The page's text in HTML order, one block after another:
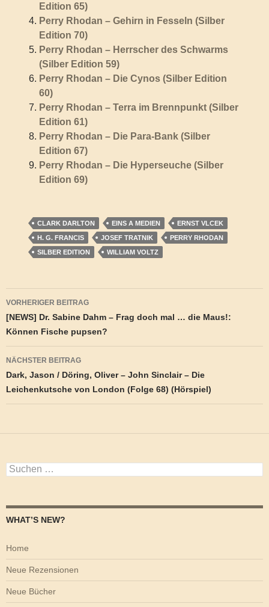
Edition 65)
Perry Rhodan – Gehirn in Fesseln (Silber
Edition 70)
Perry Rhodan – Herrscher des Schwarms
(Silber Edition 59)
Perry Rhodan – Die Cynos (Silber Edition
60)
Perry Rhodan – Terra im Brennpunkt (Silber
Edition 61)
Perry Rhodan – Die Para-Bank (Silber
Edition 67)
Perry Rhodan – Die Hyperseuche (Silber
Edition 69)
CLARK DARLTON EINS A MEDIEN
ERNST VLCEK
H. G. FRANCIS
JOSEF TRATNIK
PERRY RHODAN
SILBER EDITION
WILLIAM VOLTZ
Beitragsnavigation
VORHERIGER BEITRAG
[NEWS] Dr. Sabine Dahm – Frag doch mal … die Maus!:
Können Fische pupsen?
NÄCHSTER BEITRAG
Dark, Jason / Döring, Oliver – John Sinclair – Die
Leichenkutsche von London (Folge 68) (Hörspiel)
Suchen
nach:
WHAT’S NEW?
Home
Neue Rezensionen
Neue Bücher